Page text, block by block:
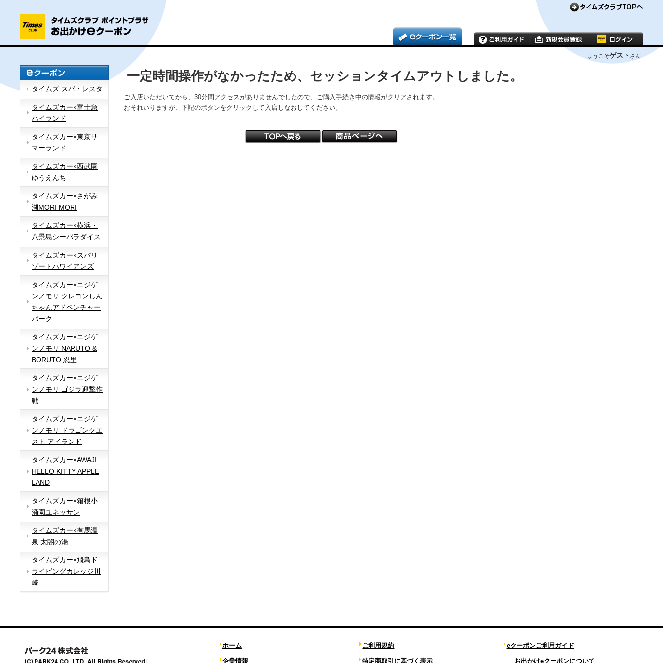
ようこそゲスト さん
タイムズ スパ・レスタ
タイムズカー×富士急
ハイランド
タイムズカー×東京サ
マーランド
タイムズカー×西武園
ゆうえんち
タイムズカー×さがみ
湖MORI MORI
タイムズカー×横浜・
八景島シーパラダイス
タイムズカー×スパリ
ゾートハワイアンズ
タイムズカー×ニジゲ
ンノモリ クレヨンしん
ちゃんアドベンチャー
パーク
タイムズカー×ニジゲ
ンノモリ NARUTO &
BORUTO 忍里
タイムズカー×ニジゲ
ンノモリ ゴジラ迎撃作
戦
タイムズカー×ニジゲ
ンノモリ ドラゴンクエ
スト アイランド
タイムズカー×AWAJI
HELLO KITTY APPLE
LAND
タイムズカー×箱根小
涌園ユネッサン
タイムズカー×有馬温
泉 太閤の湯
タイムズカー×飛鳥ド
ライビングカレッジ川
崎
一定時間操作がなかったため、セッションタイムアウトしました。
ご入店いただいてから、30分間アクセスがありませんでしたので、ご購入手続き中の情報がクリアされます。
おそれいりますが、下記のボタンをクリックして入店しなおしてください。
ホーム
企業情報
ご利用規約
特定商取引に基づく表示
eクーポンご利用ガイド
お出かけeクーポンについて